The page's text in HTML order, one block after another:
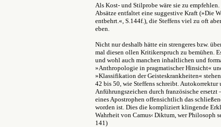
Als Kost- und Stilprobe wäre sie zu
Absätze entfaltet eine suggestive Kraft (»Die
entbehrt.«, S.144f.), die Steffens viel zu oft
eben.
Nicht nur deshalb hätte ein strengeres bzw.
mal diesen ollen Kritikerspruch zu bemühen.
und wohl auch manchen inhaltlichen und
»Anthropologie in pragmatischer Hinsicht«
»Klassifikation der Geisteskrankheiten«
42 bis 50, wie Steffens schreibt. Autokorrektur
Anführungszeichen durch französische
eines Apostrophen offensichtlich das
worden ist. Dies die kompliziert klingende
Wahrheit von Camus‹ Diktum, wer Philosoph
141)